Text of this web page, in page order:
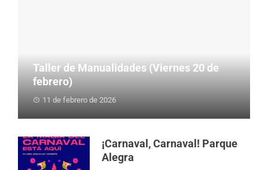
Taller de Manualidades (Viernes 20 de
febrero)
11 de febrero de 2026
Estimadas familias: Os informamos de que el
¡Carnaval, Carnaval! Parque
Alegra